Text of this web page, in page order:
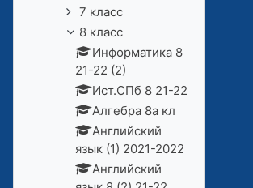
7 класс
8 класс
Информатика 8
21-22 (2)
Ист.СПб 8 21-22
Алгебра 8а кл
Английский
язык (1) 2021-2022
Английский